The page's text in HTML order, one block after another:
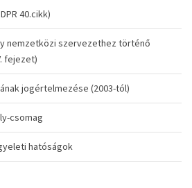
40.cikk)
nemzetközi szervezethez történő
fejezet)
jogértelmezése (2003-tól)
csomag
hatóságok